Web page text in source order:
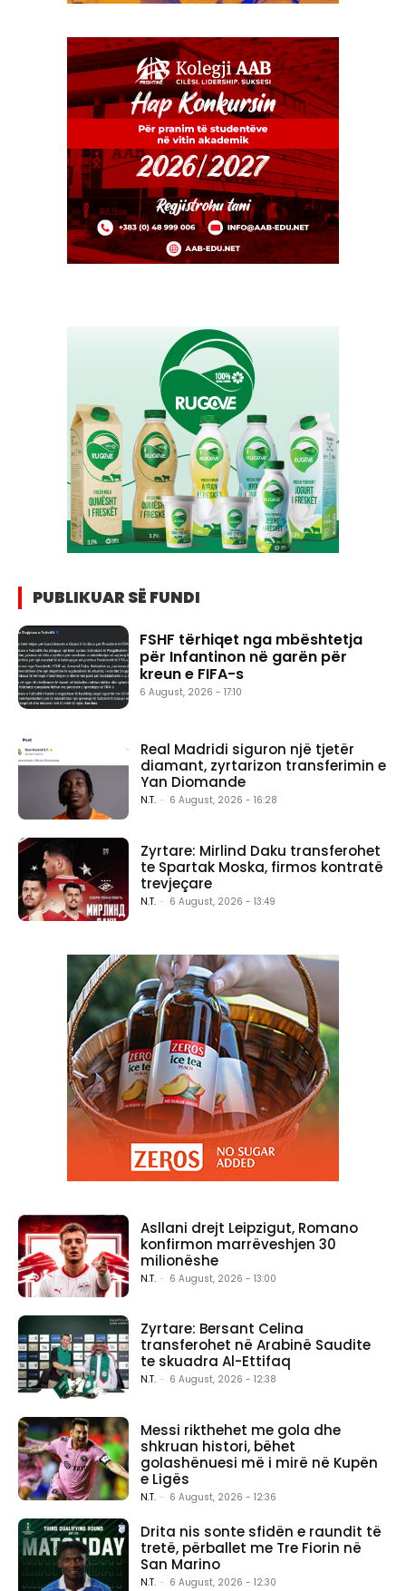
PUBLIKUAR SË FUNDI
FSHF tërhiqet nga mbështetja
për Infantinon në garën për
kreun e FIFA-s
6 August, 2026 - 17:10
Real Madridi siguron një tjetër
diamant, zyrtarizon transferimin e
Yan Diomande
N.T. - 6 August, 2026 - 16:28
Zyrtare: Mirlind Daku transferohet
te Spartak Moska, firmos kontratë
trevjeçare
N.T. - 6 August, 2026 - 13:49
Asllani drejt Leipzigut, Romano
konfirmon marrëveshjen 30
milionëshe
N.T. - 6 August, 2026 - 13:00
Zyrtare: Bersant Celina
transferohet në Arabinë Saudite
te skuadra Al-Ettifaq
N.T. - 6 August, 2026 - 12:38
Messi rikthehet me gola dhe
shkruan histori, bëhet
golashënuesi më i mirë në Kupën
e Ligës
N.T. - 6 August, 2026 - 12:36
Drita nis sonte sfidën e raundit të
tretë, përballet me Tre Fiorin në
San Marino
N.T. - 6 August, 2026 - 12:30